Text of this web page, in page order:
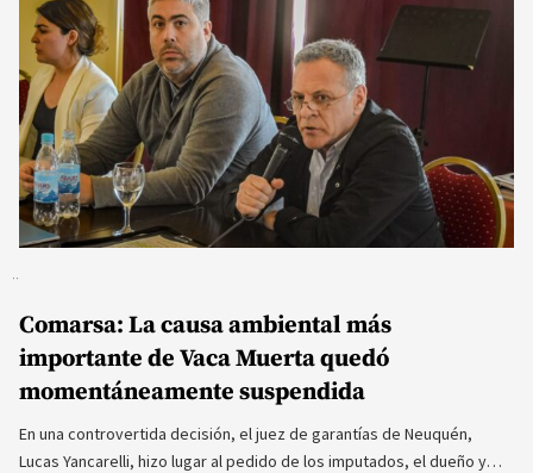
Comarsa: La causa ambiental más
importante de Vaca Muerta quedó
momentáneamente suspendida
En una controvertida decisión, el juez de garantías de Neuquén,
Lucas Yancarelli, hizo lugar al pedido de los imputados, el dueño y…